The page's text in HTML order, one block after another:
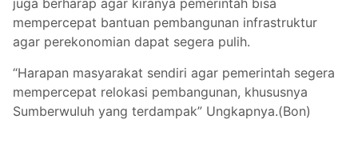
juga berharap agar kiranya pemerintah bisa
mempercepat bantuan pembangunan infrastruktur
agar perekonomian dapat segera pulih.
“Harapan masyarakat sendiri agar pemerintah segera
mempercepat relokasi pembangunan, khususnya
Sumberwuluh yang terdampak” Ungkapnya.(Bon)